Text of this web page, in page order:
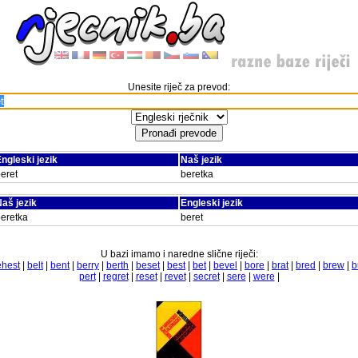
Unesite riječ za prevod:
jezik
Naš jezik
beretka
jezik
Engleski jezik
beret
U bazi imamo i naredne slične riječi:
| belt| bent| berry berth beset| best| bet| bevel bore brat| bred brew
pert| regret| reset| revet| secret| sere were